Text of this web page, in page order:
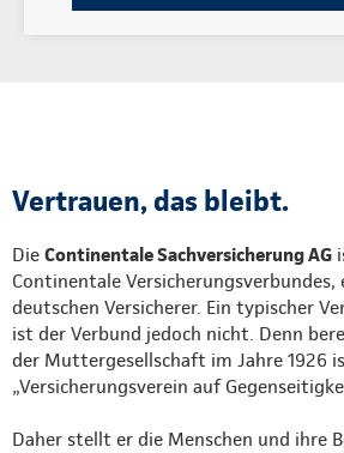
Vertrauen, das bleibt.
Die Continentale Sachversicherung AG
Continentale Versicherungsverbundes,
deutschen Versicherer. Ein typischer
ist der Verbund jedoch nicht. Denn
der Muttergesellschaft im Jahre 1926
„Versicherungsverein auf
Daher stellt er die Menschen und ihre